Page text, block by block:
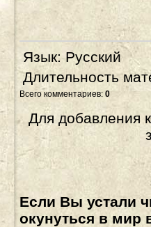
Язык: Русский
Длительность
Всего комментариев: 0
Для добавления
Если Вы устали
окунуться в мир